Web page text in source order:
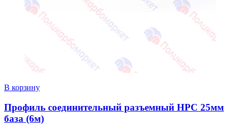
В корзину
Профиль соединительный разъемный НРС 25мм
база (6м)